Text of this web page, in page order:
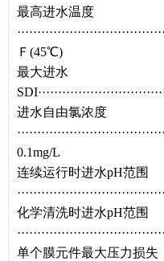
最高进水温度
Ｆ(45℃)
最大进水
进水自由氯浓度
0.1mg/L
连续运行时进水pH范围
化学清洗时进水pH范围
单个膜元件最大压力损失